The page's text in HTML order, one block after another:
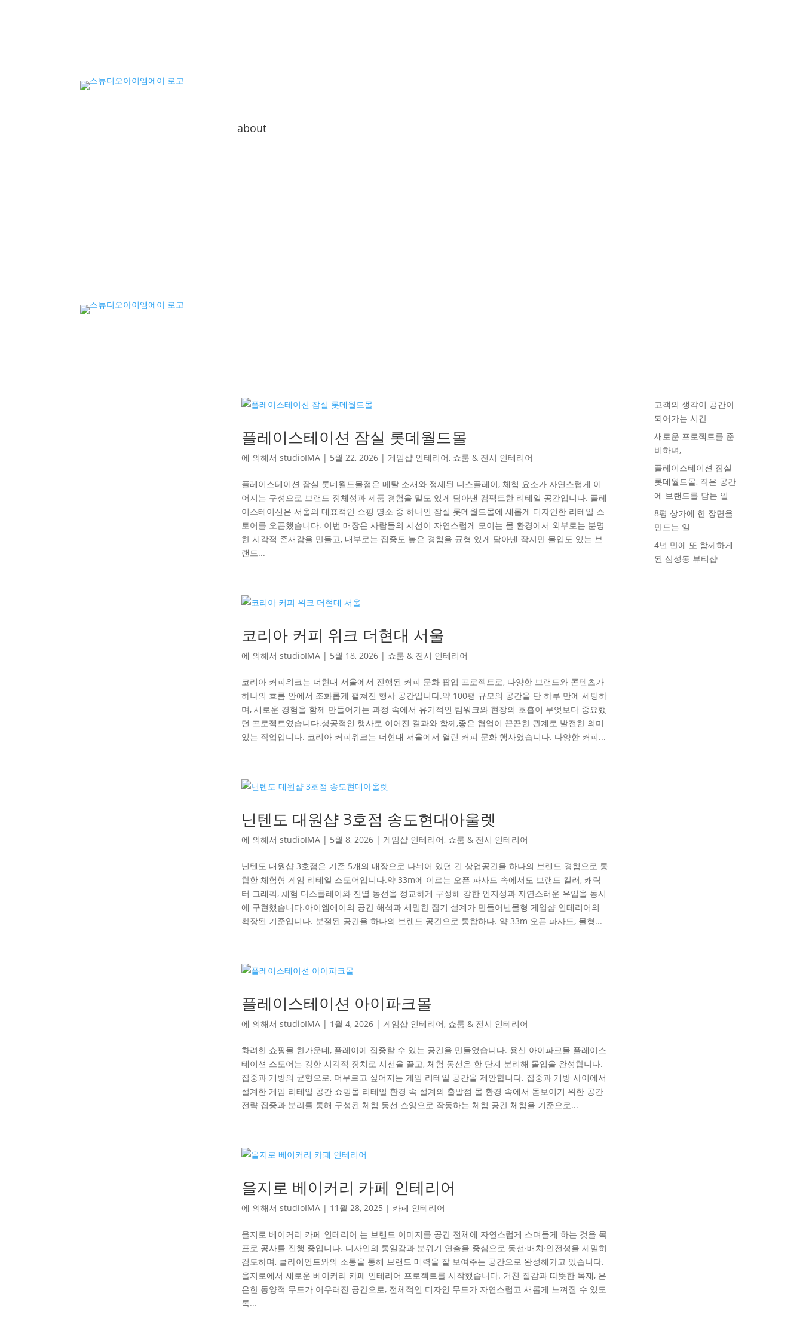
about
플레이스테이션 잠실 롯데월드몰
에 의해서studioIMA | 5월 22, 2026 | 게임샵 인테리어, 쇼룸 & 전시 인테리어
플레이스테이션 잠실 롯데월드몰점은 메탈 소재와 정제된 디스플레이, 체험 요소가 자연스럽게 이
어지는 구성으로 브랜드 정체성과 제품 경험을 밀도 있게 담아낸 컴팩트한 리테일 공간입니다. 플레
이스테이션은 서울의 대표적인 쇼핑 명소 중 하나인 잠실 롯데월드몰에 새롭게 디자인한 리테일 스
토어를 오픈했습니다. 이번 매장은 사람들의 시선이 자연스럽게 모이는 몰 환경에서 외부로는 분명
한 시각적 존재감을 만들고, 내부로는 집중도 높은 경험을 균형 있게 담아낸 작지만 몰입도 있는 브
랜드...
코리아 커피 위크 더현대 서울
에 의해서studioIMA | 5월 18, 2026 | 쇼룸 & 전시 인테리어
코리아 커피위크는 더현대 서울에서 진행된 커피 문화 팝업 프로젝트로, 다양한 브랜드와 콘텐츠가
하나의 흐름 안에서 조화롭게 펼쳐진 행사 공간입니다.약 100평 규모의 공간을 단 하루 만에 세팅하
며, 새로운 경험을 함께 만들어가는 과정 속에서 유기적인 팀워크와 현장의 호흡이 무엇보다 중요했
던 프로젝트였습니다.성공적인 행사로 이어진 결과와 함께,좋은 협업이 끈끈한 관계로 발전한 의미
있는 작업입니다. 코리아 커피위크는 더현대 서울에서 열린 커피 문화 행사였습니다. 다양한 커피...
닌텐도 대원샵 3호점 송도현대아울렛
에 의해서studioIMA | 5월 8, 2026 | 게임샵 인테리어, 쇼룸 & 전시 인테리어
닌텐도 대원샵 3호점은 기존 5개의 매장으로 나뉘어 있던 긴 상업공간을 하나의 브랜드 경험으로 통
합한 체험형 게임 리테일 스토어입니다.약 33m에 이르는 오픈 파사드 속에서도 브랜드 컬러, 캐릭
터 그래픽, 체험 디스플레이와 진열 동선을 정교하게 구성해 강한 인지성과 자연스러운 유입을 동시
에 구현했습니다.아이엠에이의 공간 해석과 세밀한 집기 설계가 만들어낸몰형 게임샵 인테리어의
확장된 기준입니다. 분절된 공간을 하나의 브랜드 공간으로 통합하다. 약 33m 오픈 파사드, 몰형...
플레이스테이션 아이파크몰
에 의해서studioIMA | 1월 4, 2026 | 게임샵 인테리어, 쇼룸 & 전시 인테리어
화려한 쇼핑몰 한가운데, 플레이에 집중할 수 있는 공간을 만들었습니다. 용산 아이파크몰 플레이스
테이션 스토어는 강한 시각적 장치로 시선을 끌고, 체험 동선은 한 단계 분리해 몰입을 완성합니다.
집중과 개방의 균형으로, 머무르고 싶어지는 게임 리테일 공간을 제안합니다. 집중과 개방 사이에서
설계한 게임 리테일 공간 쇼핑몰 리테일 환경 속 설계의 출발점 몰 환경 속에서 돋보이기 위한 공간
전략 집중과 분리를 통해 구성된 체험 동선 쇼잉으로 작동하는 체험 공간 체험을 기준으로...
을지로 베이커리 카페 인테리어
에 의해서studioIMA | 11월 28, 2025 | 카페 인테리어
을지로 베이커리 카페 인테리어 는 브랜드 이미지를 공간 전체에 자연스럽게 스며들게 하는 것을 목
표로 공사를 진행 중입니다. 디자인의 통일감과 분위기 연출을 중심으로 동선·배치·안전성을 세밀히
검토하며, 클라이언트와의 소통을 통해 브랜드 매력을 잘 보여주는 공간으로 완성해가고 있습니다.
을지로에서 새로운 베이커리 카페 인테리어 프로젝트를 시작했습니다. 거친 질감과 따뜻한 목재, 은
은한 동양적 무드가 어우러진 공간으로, 전체적인 디자인 무드가 자연스럽고 새롭게 느껴질 수 있도
록...
고객의 생각이 공간이
되어가는 시간
새로운 프로젝트를 준
비하며,
플레이스테이션 잠실
롯데월드몰, 작은 공간
에 브랜드를 담는 일
8평 상가에 한 장면을
만드는 일
4년 만에 또 함께하게
된 삼성동 뷰티샵